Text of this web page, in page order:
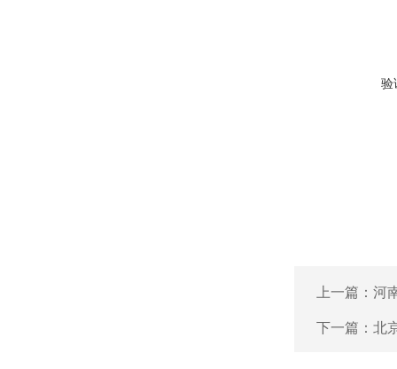
验
上一篇： 河
下一篇： 北